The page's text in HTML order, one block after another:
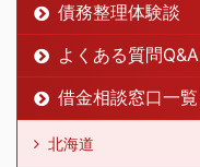
債務整理体験談
よくある質問Q&A
借金相談窓口一覧
北海道